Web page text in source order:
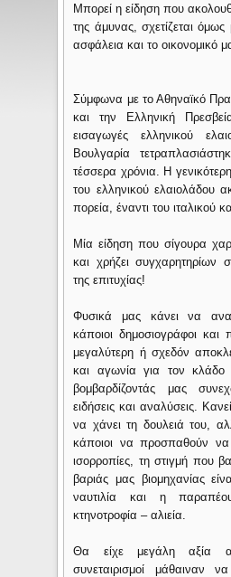
Μπορεί η είδηση που
της άμυνας, σχετίζεται όμως
ασφάλεια και το οικονομικό
Σύμφωνα με το Αθηναϊκό
και την Ελληνική
εισαγωγές ελληνικού
Βουλγαρία
τέσσερα χρόνια. Η
του ελληνικού ελαιολάδου
πορεία, έναντι του ιταλικού
Μία είδηση που σίγουρα
και χρήζει συγχαρητηρίων
της επιτυχίας!
Φυσικά μας κάνει να
κάποιοι δημοσιογράφοι και
μεγαλύτερη ή σχεδόν
και αγωνία για τον κλάδο
βομβαρδίζοντάς μας
ειδήσεις και αναλύσεις.
να χάνει τη δουλειά του,
κάποιοι να προσπαθούν να
ισορροπίες, τη στιγμή που
βαριάς μας βιομηχανίας
ναυτιλία και η
κτηνοτροφία – αλιεία.
Θα είχε μεγάλη αξία
συνεταιρισμοί μάθαιναν